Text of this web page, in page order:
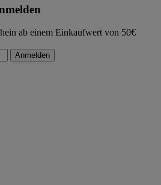
ab einem Einkaufwert von 50€
Anmelden